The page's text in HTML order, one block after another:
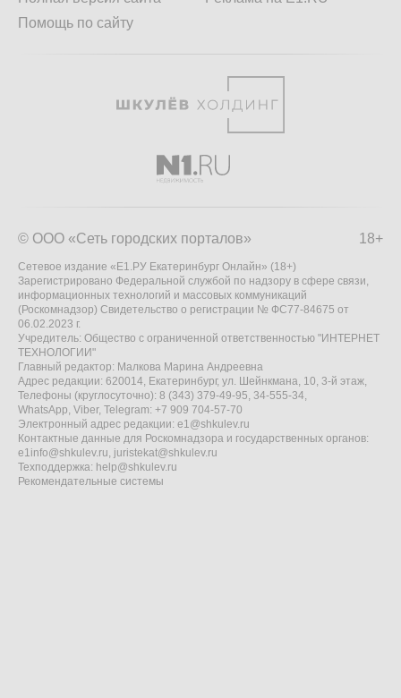
Помощь по сайту
18+
© ООО «Сеть городских порталов»
Сетевое издание «Е1.РУ Екатеринбург Онлайн» (18+)
Зарегистрировано Федеральной службой по надзору в сфере связи,
информационных технологий и массовых коммуникаций
(Роскомнадзор) Свидетельство о регистрации № ФС77-84675 от
06.02.2023 г.
Учредитель: Общество с ограниченной ответственностью "ИНТЕРНЕТ
ТЕХНОЛОГИИ"
Главный редактор: Малкова Марина Андреевна
Адрес редакции: 620014, Екатеринбург, ул. Шейнкмана, 10, 3-й этаж,
Телефоны (круглосуточно): 8 (343) 379-49-95, 34-555-34,
WhatsApp, Viber, Telegram: +7 909 704-57-70
Электронный адрес редакции: e1@shkulev.ru
Контактные данные для Роскомнадзора и государственных органов:
e1info@shkulev.ru, juristekat@shkulev.ru
Техподдержка: help@shkulev.ru
Рекомендательные системы